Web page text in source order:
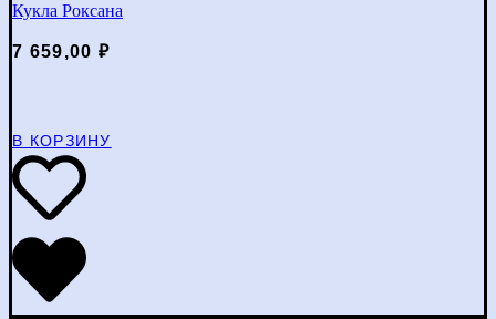
Кукла Роксана
7 659,00 ₽
В КОРЗИНУ